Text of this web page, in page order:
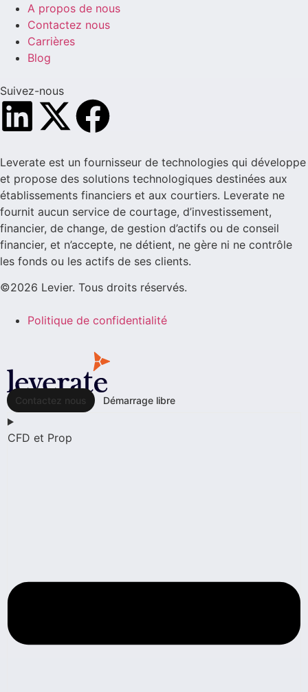
A propos de nous
Contactez nous
Carrières
Blog
Suivez-nous
Leverate est un fournisseur de technologies qui développe
et propose des solutions technologiques destinées aux
établissements financiers et aux courtiers. Leverate ne
fournit aucun service de courtage, d’investissement,
financier, de change, de gestion d’actifs ou de conseil
financier, et n’accepte, ne détient, ne gère ni ne contrôle
les fonds ou les actifs de ses clients.
©2026 Levier. Tous droits réservés.
Politique de confidentialité
Contactez nous Démarrage libre
CFD et Prop